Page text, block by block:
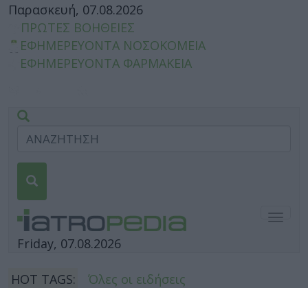
Παρασκευή, 07.08.2026
ΠΡΩΤΕΣ ΒΟΗΘΕΙΕΣ
ΕΦΗΜΕΡΕΥΟΝΤΑ ΝΟΣΟΚΟΜΕΙΑ
ΕΦΗΜΕΡΕΥΟΝΤΑ ΦΑΡΜΑΚΕΙΑ
Friday, 07.08.2026
HOT TAGS:
Όλες οι ειδήσεις